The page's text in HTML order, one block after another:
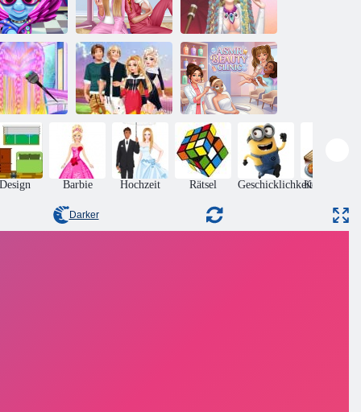
echte
Frisuren
Prinzessinnen Pj
Party
Burning Man
Frisuren
New Year
Frisuren
Sofortige
Übereinstimmung
ASMR-
Schönheitsklinik
Design Barbie Hochzeit Rätsel GeschicklichkeitKochspiele
Darker